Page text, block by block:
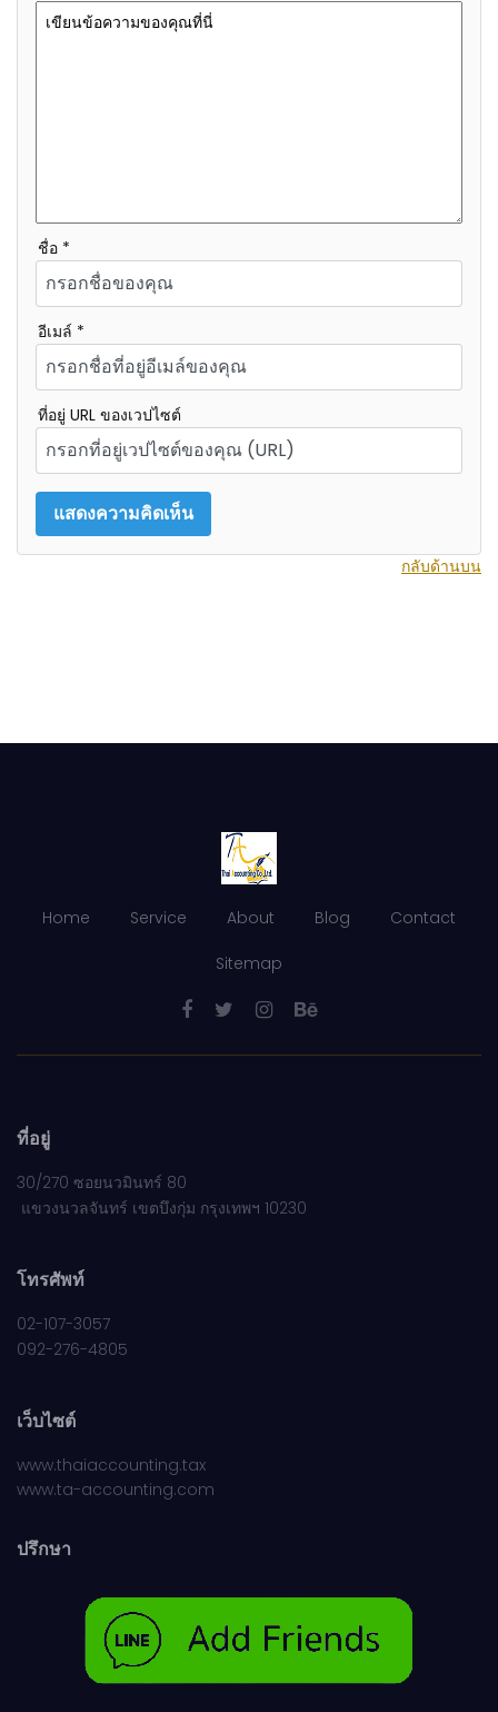
ชื่อ *
อีเมล์ *
ที่อยู่ URL ของเวปไซต์
กลับด้านบน
Home Service About Blog Contact
Sitemap
ที่อยู่
30/270 ซอยนวมินทร์ 80
แขวงนวลจันทร์ เขตบึงกุ่ม กรุงเทพฯ 10230
โทรศัพท์
02-107-3057
092-276-4805
เว็บไซต์
www.thaiaccounting.tax
www.ta-accounting.com
ปรึกษา